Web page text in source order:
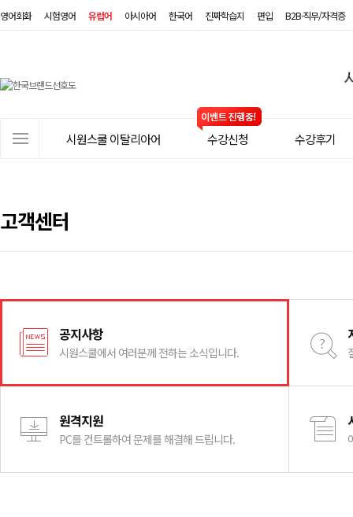
영어회화 시험영어 유럽어 아시아어 한국어 진짜학습지 편입 B2B·직무/자격증
원
쿨
뉴
시원스쿨 이탈리아어 수강신청 수강후기
고객센터
공지사항
시원스쿨에서 여러분께 전하는 소식입니다.
원격지원
PC를 컨트롤하여 문제를 해결해 드립니다.